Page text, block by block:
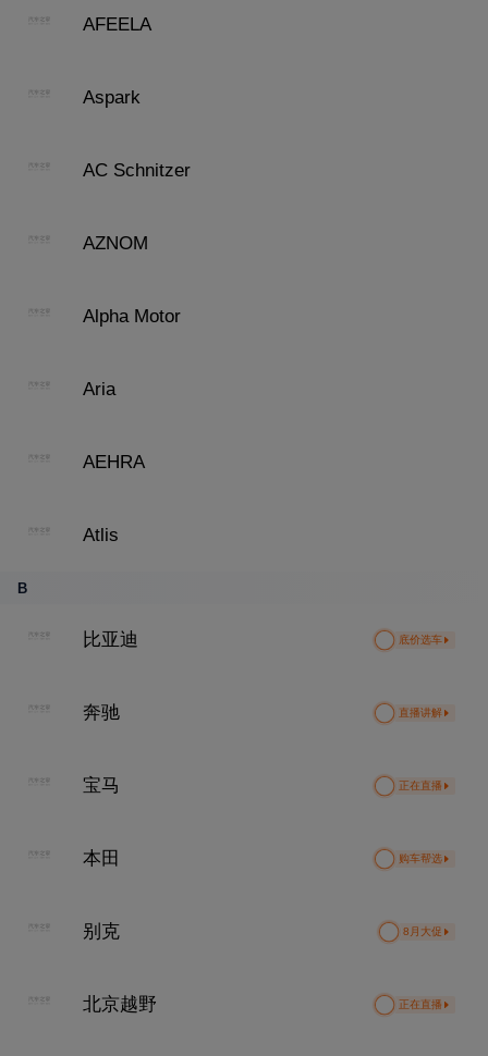
AFEELA
Aspark
AC Schnitzer
AZNOM
Alpha Motor
Aria
AEHRA
Atlis
B
比亚迪 底价选车
奔驰 直播讲解
宝马 正在直播
本田 购车帮选
别克 8月大促
北京越野 正在直播